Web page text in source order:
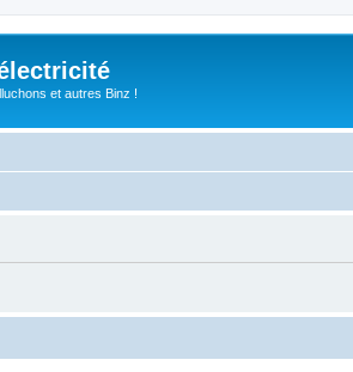
et autres Binz !